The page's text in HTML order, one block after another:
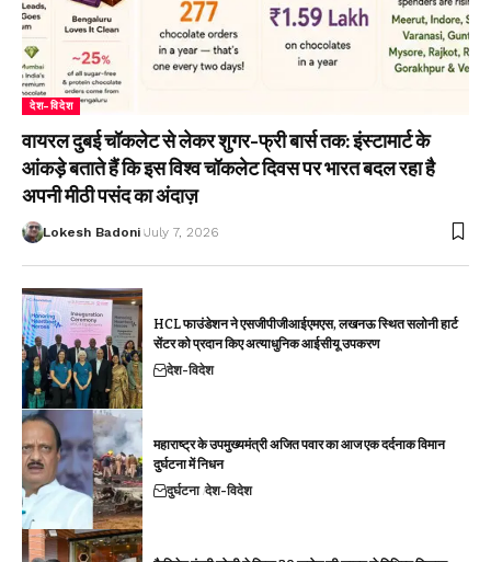
देश-विदेश
वायरल दुबई चॉकलेट से लेकर शुगर-फ्री बार्स तक: इंस्टामार्ट के
आंकड़े बताते हैं कि इस विश्व चॉकलेट दिवस पर भारत बदल रहा है
अपनी मीठी पसंद का अंदाज़
Lokesh Badoni July 7, 2026
HCL फाउंडेशन ने एसजीपीजीआईएमएस, लखनऊ स्थित सलोनी हार्ट
सेंटर को प्रदान किए अत्याधुनिक आईसीयू उपकरण
देश-विदेश
महाराष्ट्र के उपमुख्यमंत्री अजित पवार का आज एक दर्दनाक विमान
दुर्घटना में निधन
दुर्घटना देश-विदेश